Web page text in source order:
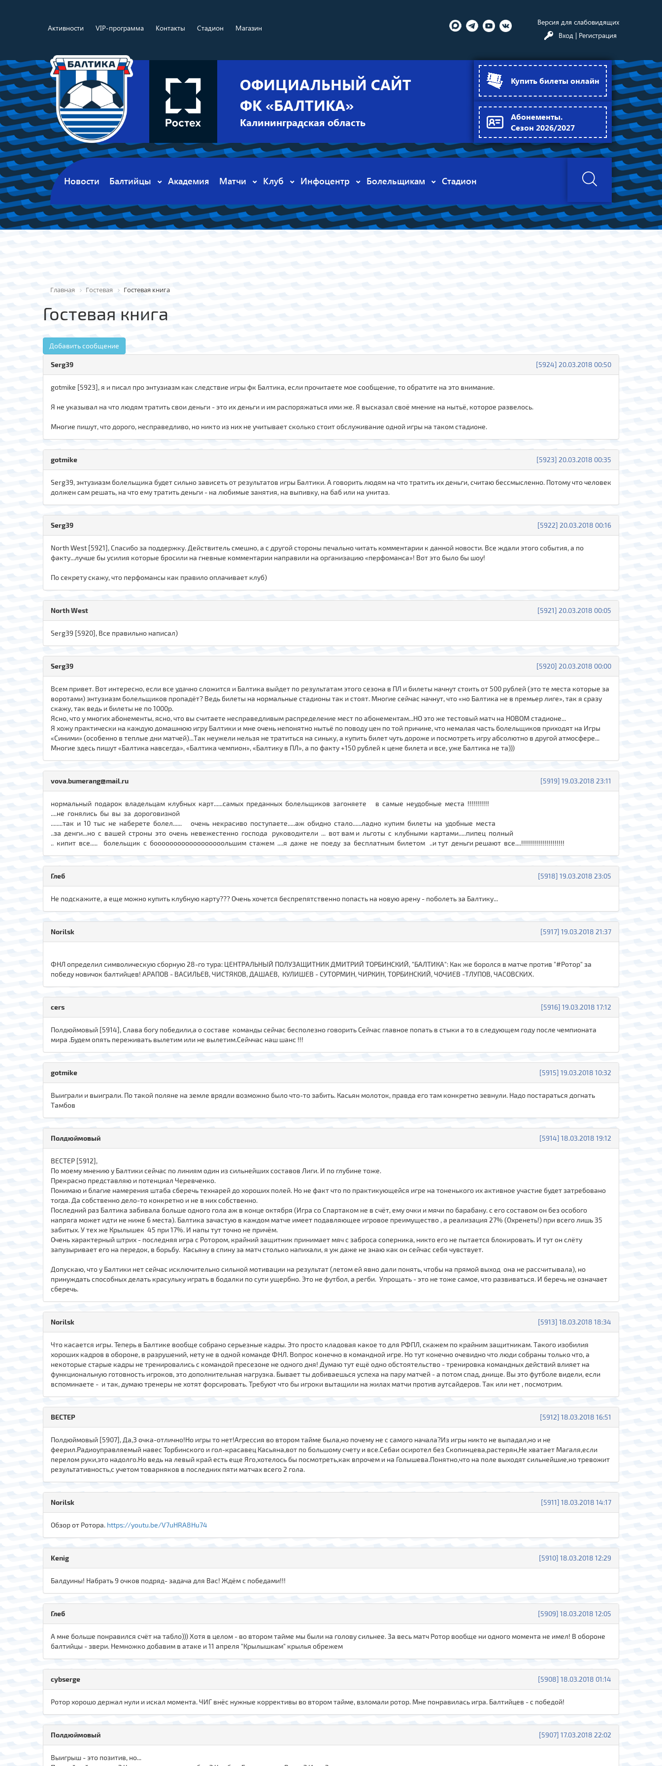
Активности VIP-программа Контакты Стадион Магазин
Версия для слабовидящих
Вход | Регистрация
ОФИЦИАЛЬНЫЙ САЙТ
ФК «БАЛТИКА»
Калининградская область
Купить билеты онлайн
Абонементы.
Сезон 2026/2027
Новости Балтийцы Академия Матчи Клуб Инфоцентр Болельщикам Стадион
Главная Гостевая Гостевая книга
Гостевая книга
Добавить сообщение
[5924] 20.03.2018 00:50
Serg39
gotmike [5923], я и писал про энтузиазм как следствие игры фк Балтика, если прочитаете мое сообщение, то обратите на это внимание.
Я не указывал на что людям тратить свои деньги - это их деньги и им распоряжаться ими же. Я высказал своё мнение на нытьё, которое развелось.
Многие пишут, что дорого, несправедливо, но никто из них не учитывает сколько стоит обслуживание одной игры на таком стадионе.
[5923] 20.03.2018 00:35
gotmike
Serg39, энтузиазм болельщика будет сильно зависеть от результатов игры Балтики. А говорить людям на что тратить их деньги, считаю бессмысленно. Потому что человек
должен сам решать, на что ему тратить деньги - на любимые занятия, на выпивку, на баб или на унитаз.
[5922] 20.03.2018 00:16
Serg39
North West [5921], Спасибо за поддержку. Действитель смешно, а с другой стороны печально читать комментарии к данной новости. Все ждали этого события, а по
факту...лучше бы усилия которые бросили на гневные комментарии направили на организацию «перфоманса»! Вот это было бы шоу!
По секрету скажу, что перфомансы как правило оплачивает клуб)
[5921] 20.03.2018 00:05
North West
Serg39 [5920], Все правильно написал)
[5920] 20.03.2018 00:00
Serg39
Всем привет. Вот интересно, если все удачно сложится и Балтика выйдет по результатам этого сезона в ПЛ и билеты начнут стоить от 500 рублей (это те места которые за
воротами) энтузиазм болельщиков пропадёт? Ведь билеты на нормальные стадионы так и стоят. Многие сейчас начнут, что «но Балтика не в премьер лиге», так я сразу
скажу, так ведь и билеты не по 1000р.
Ясно, что у многих абонементы, ясно, что вы считаете несправедливым распределение мест по абонементам...НО это же тестовый матч на НОВОМ стадионе...
Я хожу практически на каждую домашнюю игру Балтики и мне очень непонятно нытьё по поводу цен по той причине, что немалая часть болельщиков приходят на Игры
«Синими» (особенно в теплые дни матчей)...Так неужели нельзя не тратиться на синьку, а купить билет чуть дороже и посмотреть игру абсолютно в другой атмосфере...
Многие здесь пишут «Балтика навсегда», «Балтика чемпион», «Балтику в ПЛ», а по факту +150 рублей к цене билета и все, уже Балтика не та)))
[5919] 19.03.2018 23:11
vova.bumerang@mail.ru
нормальный подарок владельцам клубных карт......самых преданных болельщиков загоняете в самые неудобные места !!!!!!!!!!!
....не гонялись бы вы за дороговизной
........так и 10 тыс не наберете болел...... очень некрасиво поступаете.....аж обидно стало......ладно купим билеты на удобные места
..за денги...но с вашей строны это очень невежестенно господа руководители ... вот вам и льготы с клубными картами.....пипец полный
.. кипит все..... болельщик с боооооооооооооооооольшим стажем ....я даже не поеду за бесплатным билетом ..и тут деньги решают все....!!!!!!!!!!!!!!!!!!!!!!
[5918] 19.03.2018 23:05
Глеб
Не подскажите, а еще можно купить клубную карту??? Очень хочется беспрепятственно попасть на новую арену - поболеть за Балтику...
[5917] 19.03.2018 21:37
Norilsk
ФНЛ определил символическую сборную 28-го тура: ЦЕНТРАЛЬНЫЙ ПОЛУЗАЩИТНИК ДМИТРИЙ ТОРБИНСКИЙ, "БАЛТИКА": Как же боролся в матче против "#Ротор" за
победу новичок балтийцев! АРАПОВ - ВАСИЛЬЕВ, ЧИСТЯКОВ, ДАШАЕВ, КУЛИШЕВ - СУТОРМИН, ЧИРКИН, ТОРБИНСКИЙ, ЧОЧИЕВ -ТЛУПОВ, ЧАСОВСКИХ.
[5916] 19.03.2018 17:12
cers
Полдюймовый [5914], Слава богу победили,а о составе команды сейчас бесполезно говорить Сейчас главное попать в стыки а то в следующем году после чемпионата
мира .Будем опять переживать вылетим или не вылетим.Сейччас наш шанс !!!
[5915] 19.03.2018 10:32
gotmike
Выиграли и выиграли. По такой поляне на земле врядли возможно было что-то забить. Касьян молоток, правда его там конкретно зевнули. Надо постараться догнать
Тамбов
[5914] 18.03.2018 19:12
Полдюймовый
ВЕСТЕР [5912],
По моему мнению у Балтики сейчас по линиям один из сильнейших составов Лиги. И по глубине тоже.
Прекрасно представляю и потенциал Черевченко.
Понимаю и благие намерения штаба сберечь технарей до хороших полей. Но не факт что по практикующейся игре на тоненького их активное участие будет затребовано
тогда. Да собственно дело-то конкретно и не в них собственно.
Последний раз Балтика забивала больше одного гола аж в конце октября (Игра со Спартаком не в счёт, ему очки и мячи по барабану. с его составом он без особого
напряга может идти не ниже 6 места). Балтика зачастую в каждом матче имеет подавляющее игровое преимущество , а реализация 27% (Охренеть!) при всего лишь 35
забитых. У тех же Крылышек 45 при 17%. И напы тут точно не причём.
Очень характерный штрих - последняя игра с Ротором, крайний защитник принимает мяч с заброса соперника, никто его не пытается блокировать. И тут он слёту
запузыривает его на передок, в борьбу. Касьяну в спину за матч столько напихали, я уж даже не знаю как он сейчас себя чувствует.
Допускаю, что у Балтики нет сейчас исключительно сильной мотивации на результат (летом ей явно дали понять, чтобы на прямой выход она не рассчитывала), но
принуждать способных делать красульку играть в бодалки по сути ущербно. Это не футбол, а регби. Упрощать - это не тоже самое, что развиваться. И беречь не означает
сберечь.
[5913] 18.03.2018 18:34
Norilsk
Что касается игры. Теперь в Балтике вообще собрано серьезные кадры. Это просто кладовая какое то для РФПЛ, скажем по крайним защитникам. Такого изобилия
хороших кадров в обороне, в разрушений, нету не в одной команде ФНЛ. Вопрос конечно в командной игре. Но тут конечно очевидно что люди собраны только что, а
некоторые старые кадры не тренировались с командой пресезоне не одного дня! Думаю тут ещё одно обстоятельство - тренировка командных действий влияет на
функциональную готовность игроков, это дополнительная нагрузка. Бывает ты добиваешься успеха на пару матчей - а потом спад, днище. Вы это футболе видели, если
вспоминаете - и так, думаю тренеры не хотят форсировать. Требуют что бы игроки вытащили на жилах матчи против аутсайдеров. Так или нет , посмотрим.
[5912] 18.03.2018 16:51
ВЕСТЕР
Полдюймовый [5907], Да,3 очка-отлично!Но игры то нет!Агрессия во втором тайме была,но почему не с самого начала?Из игры никто не выпадал,но и не
феерил.Радиоуправляемый навес Торбинского и гол-красавец Касьяна,вот по большому счету и все.Себаи осиротел без Скопинцева,растерян,Не хватает Магаля,если
перелом руки,это надолго.Но ведь на левый край есть еще Яго,хотелось бы посмотреть,как впрочем и на Голышева.Понятно,что на поле выходят сильнейшие,но тревожит
результативность,с учетом товарняков в последних пяти матчах всего 2 гола.
[5911] 18.03.2018 14:17
Norilsk
Обзор от Ротора. https://youtu.be/V7uHRA8Hu74
[5910] 18.03.2018 12:29
Kenig
Балдуины! Набрать 9 очков подряд- задача для Вас! Ждём с победами!!!
[5909] 18.03.2018 12:05
Глеб
А мне больше понравился счёт на табло))) Хотя в целом - во втором тайме мы были на голову сильнее. За весь матч Ротор вообще ни одного момента не имел! В обороне
балтийцы - звери. Немножко добавим в атаке и 11 апреля "Крылышкам" крылья обрежем
[5908] 18.03.2018 01:14
cybserge
Ротор хорошо держал нули и искал момента. ЧИГ внёс нужные коррективы во втором тайме, взломали ротор. Мне понравилась игра. Балтийцев - с победой!
[5907] 17.03.2018 22:02
Полдюймовый
Выигрыш - это позитив, но...